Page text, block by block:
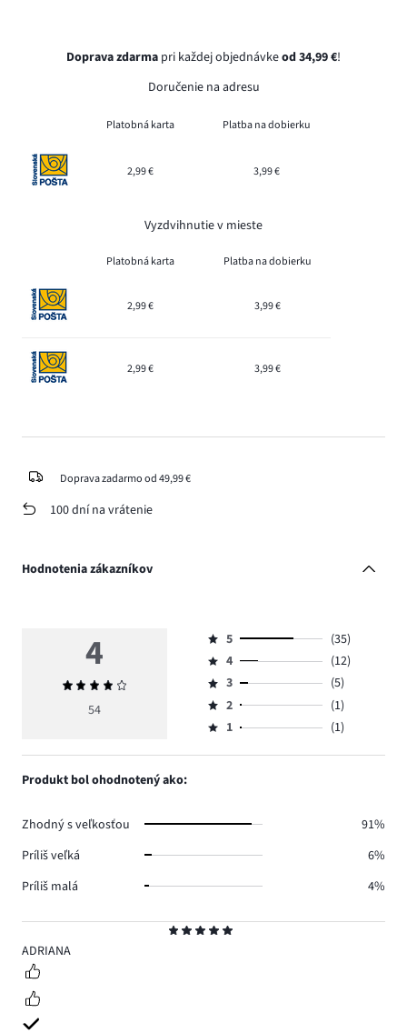
Doprava zdarma pri každej objednávkeod 34,99 €!
Doručenie na adresu
Platobná karta Platba na dobierku
2,99 € 3,99 €
Vyzdvihnutie v mieste
Platobná karta Platba na dobierku
2,99 € 3,99 €
2,99 € 3,99 €
Doprava zadarmo od 49,99 €
100 dní na vrátenie
Hodnotenia zákazníkov
5
ADRIANA
4
Priemerné
hodnotenie
54
Hodnotenie
5,
počet
hlasov
35.
5
(35)
Hodnotenie
4,
počet
hlasov
4
(12)
Hodnotenie
3,
počet
3
(5)
Hodnotenie
2,
2
(1)
Hodnotenie
1,
1 (1)
Produkt bol ohodnotený ako:
Zhodný s veľkosťou
91%
Príliš veľká
6%
Príliš malá
4%